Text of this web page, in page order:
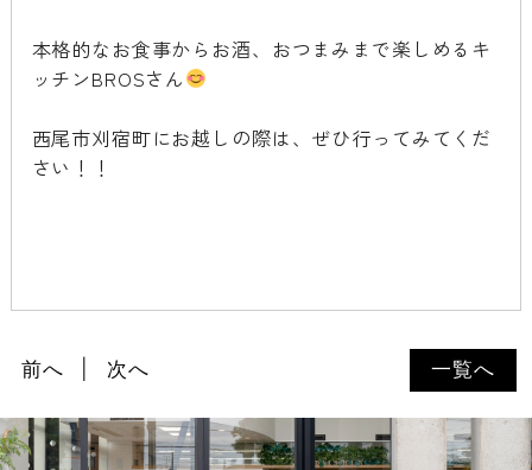
本格的なお食事からお酒、おつまみまで楽しめるキ
ッチンBROSさん
西尾市刈宿町にお越しの際は、ぜひ行ってみてくだ
さい！！
一覧へ
前へ 次へ